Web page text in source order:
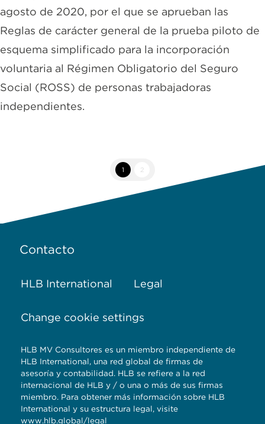
agosto de 2020, por el que se aprueban las
Reglas de carácter general de la prueba piloto de
esquema simplificado para la incorporación
voluntaria al Régimen Obligatorio del Seguro
Social (ROSS) de personas trabajadoras
independientes.
1 2
Contacto
HLB International Legal
Change cookie settings
HLB MV Consultores es un miembro independiente de
HLB International, una red global de firmas de
asesoría y contabilidad. HLB se refiere a la red
internacional de HLB y / o una o más de sus firmas
miembro. Para obtener más información sobre HLB
International y su estructura legal, visite
www.hlb.global/legal